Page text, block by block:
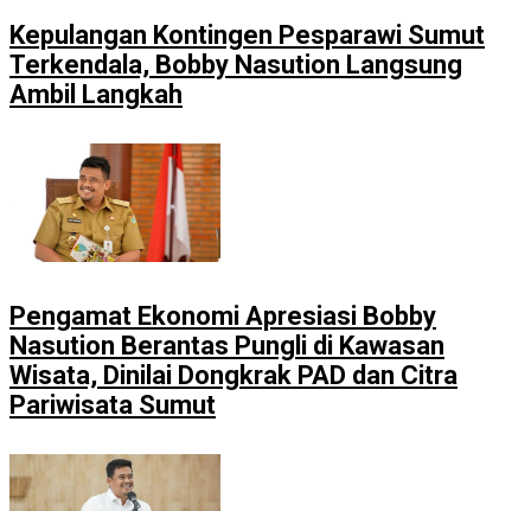
Kepulangan Kontingen Pesparawi Sumut
Terkendala, Bobby Nasution Langsung
Ambil Langkah
Pengamat Ekonomi Apresiasi Bobby
Nasution Berantas Pungli di Kawasan
Wisata, Dinilai Dongkrak PAD dan Citra
Pariwisata Sumut